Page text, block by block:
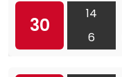
30
14
6